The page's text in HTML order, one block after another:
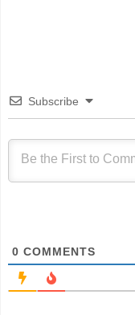
Subscribe
0 COMMENTS